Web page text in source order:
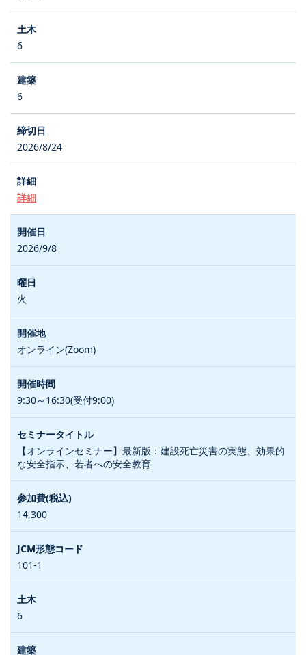
6
6
2026/8/24
詳細
2026/9/8
火
オンライン(Zoom)
9:30～16:30(受付9:00)
【オンラインセミナー】最新版：建設死亡災害の実態、効果的
な安全指示、若者への安全教育
14,300
101-1
6